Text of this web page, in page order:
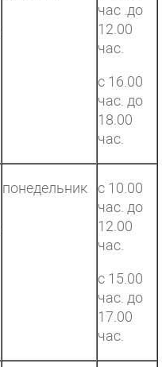
час .до
12.00
час.
с 16.00
час. до
18.00
час.
понедельник
с 10.00
час. до
12.00
час.
с 15.00
час. до
17.00
час.